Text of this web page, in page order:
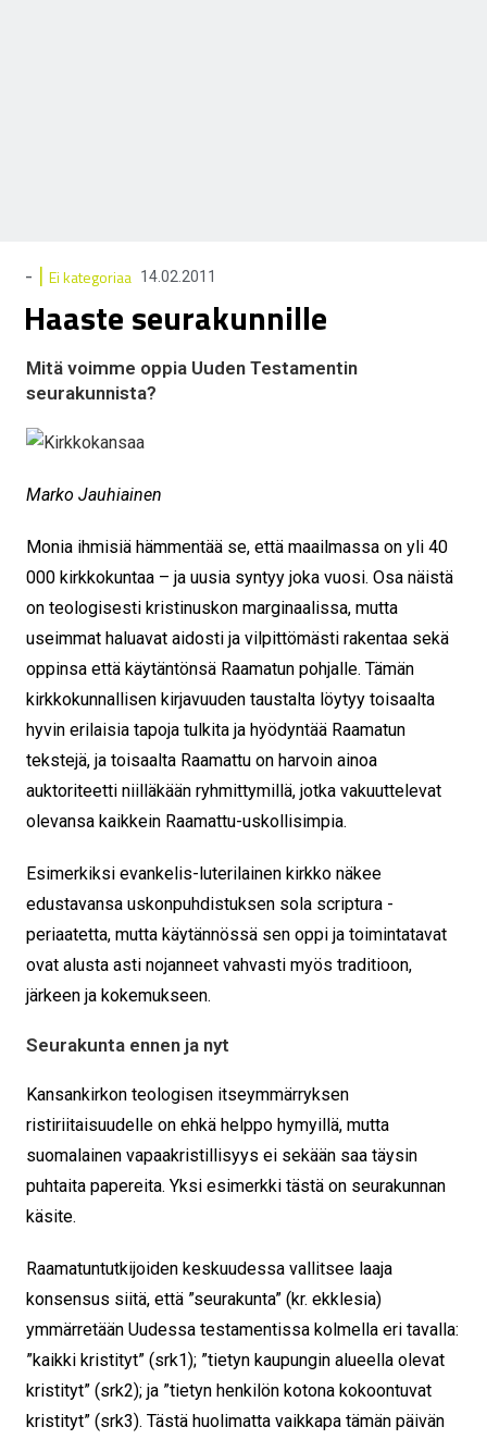
- | Ei kategoriaa 14.02.2011
Haaste seurakunnille
Mitä voimme oppia Uuden Testamentin
seurakunnista?
Marko Jauhiainen
Monia ihmisiä hämmentää se, että maailmassa on yli 40
000 kirkkokuntaa – ja uusia syntyy joka vuosi. Osa näistä
on teologisesti kristin­uskon marginaalissa, mutta
useimmat haluavat aidosti ja vilpittömästi rakentaa sekä
oppinsa että käytäntönsä Raamatun pohjalle. Tämän
kirkkokunnallisen kirjavuuden taustalta löytyy toisaalta
hyvin erilaisia tapoja tulkita ja hyödyntää Raamatun
tekstejä, ja toisaalta Raamattu on harvoin ainoa
auktoriteetti niilläkään ryhmittymillä, jotka vakuuttelevat
olevansa kaikkein Raamattu-uskollisimpia.
Esimerkiksi evankelis-luterilainen kirkko näkee
edustavansa uskonpuhdistuksen sola scriptura -
periaatetta, mutta käytännössä sen oppi ja toimintatavat
ovat alusta asti nojanneet vahvasti myös traditioon,
järkeen ja kokemukseen.
Seurakunta ennen ja nyt
Kansankirkon teologisen itseymmärryksen
ristiriitaisuudelle on ehkä helppo hymyillä, mutta
suomalainen vapaakristillisyys ei sekään saa täysin
puhtaita papereita. Yksi esimerkki tästä on seurakunnan
käsite.
Raamatuntutkijoiden keskuudessa vallitsee laaja
konsensus siitä, että ”seurakunta” (kr. ekklesia)
ymmärretään Uudessa testamentissa kolmella eri tavalla:
”kaikki kristityt” (srk1); ”tietyn kaupungin alueella olevat
kristityt” (srk2); ja ”tietyn henkilön kotona kokoontuvat
kristityt” (srk3). Tästä huolimatta vaikkapa tämän päivän